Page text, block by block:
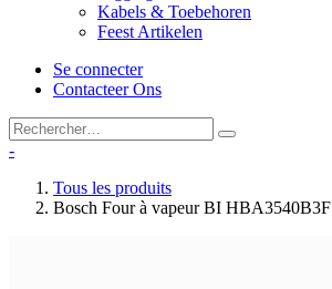
Kabels & Toebehoren
Feest Artikelen
Se connecter
Contacteer Ons
-
Tous les produits
Bosch Four à vapeur BI HBA3540B3F